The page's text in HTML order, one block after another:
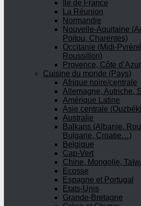
Ile de France
La Réunion
Normandie
Nouvelle-Aquitaine
Poitou, Charentes)
Occitanie (Midi-
Roussillon)
Provence, Côte
Cuisine du monde (Pays)
Afrique noire/centrale
Allemagne, Autriche,
Amérique Latine
Asie centrale
Australie
Balkans (Albanie,
Bulgarie, Croatie…)
Belgique
Cap-Vert
Chine, Mongolie,
Ecosse
Espagne et Portugal
Etats-Unis
Grande-Bretagne